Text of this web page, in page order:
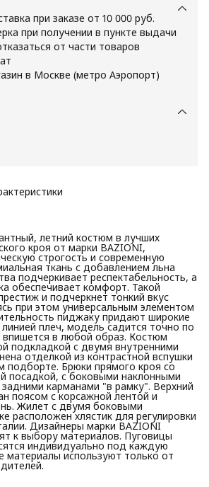
при заказе от 10 000 руб.
при получении в пункте выдачи
от части товаров
в Москве (метро Аэропорт)
летний костюм в лучших
кроя от марки BAZIONI,
строгость и современную
ткань с добавлением льна
подчеркивает респектабельность, а
обеспечивает комфорт. Такой
и подчеркнет тонкий вкус
при этом универсальным элементом
пиджаку придают широкие
плеч, модель садится точно по
впишется в любой образ. Костюм
подкладкой с двумя внутренними
отделкой из контрастной вспушки
подборте. Брюки прямого кроя со
посадкой, с боковыми наклонными
карманами "в рамку". Верхний
поясом с корсажной лентой и
Жилет с двумя боковыми
расположен хлястик для регулировки
Дизайнеры марки BAZIONI
к выбору материалов. Пуговицы
индивидуально под каждую
материалы используют только от